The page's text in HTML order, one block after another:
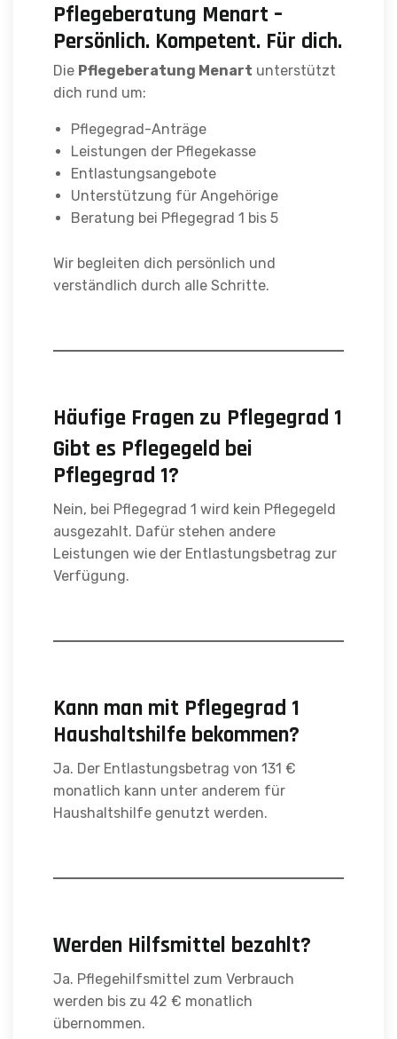
Pflegeberatung Menart –
Persönlich. Kompetent. Für dich.
Die Pflegeberatung Menart unterstützt
dich rund um:
Pflegegrad-Anträge
Leistungen der Pflegekasse
Entlastungsangebote
Unterstützung für Angehörige
Beratung bei Pflegegrad 1 bis 5
Wir begleiten dich persönlich und
verständlich durch alle Schritte.
Häufige Fragen zu Pflegegrad 1
Gibt es Pflegegeld bei
Pflegegrad 1?
Nein, bei Pflegegrad 1 wird kein Pflegegeld
ausgezahlt. Dafür stehen andere
Leistungen wie der Entlastungsbetrag zur
Verfügung.
Kann man mit Pflegegrad 1
Haushaltshilfe bekommen?
Ja. Der Entlastungsbetrag von 131 €
monatlich kann unter anderem für
Haushaltshilfe genutzt werden.
Werden Hilfsmittel bezahlt?
Ja. Pflegehilfsmittel zum Verbrauch
werden bis zu 42 € monatlich
übernommen.